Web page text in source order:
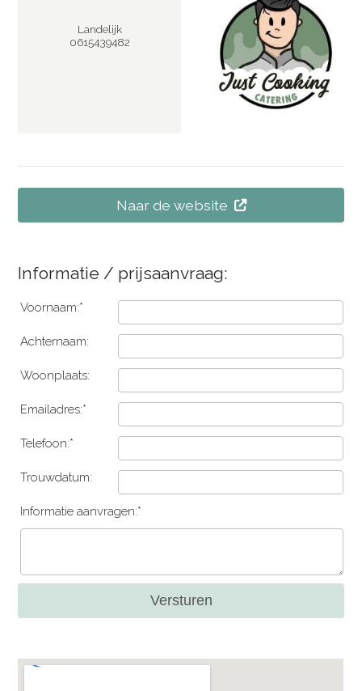
Landelijk
0615439482
Naar de website
Informatie / prijsaanvraag:
Voornaam:*
Achternaam:
Woonplaats:
Emailadres:*
Telefoon:*
Trouwdatum:
Informatie aanvragen:*